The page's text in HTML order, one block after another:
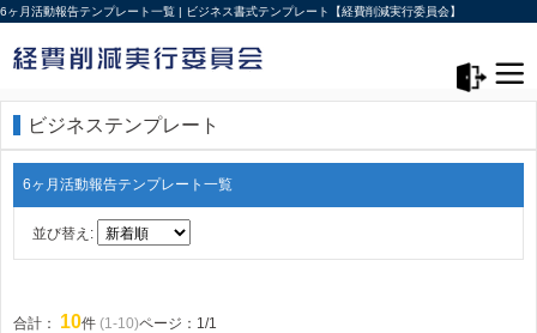
6ヶ月活動報告テンプレート一覧 | ビジネス書式テンプレート【経費削減実行委員会】
ビジネステンプレート
6ヶ月活動報告テンプレート一覧
並び替え:
合計： 10件 (1-10)ページ：1/1